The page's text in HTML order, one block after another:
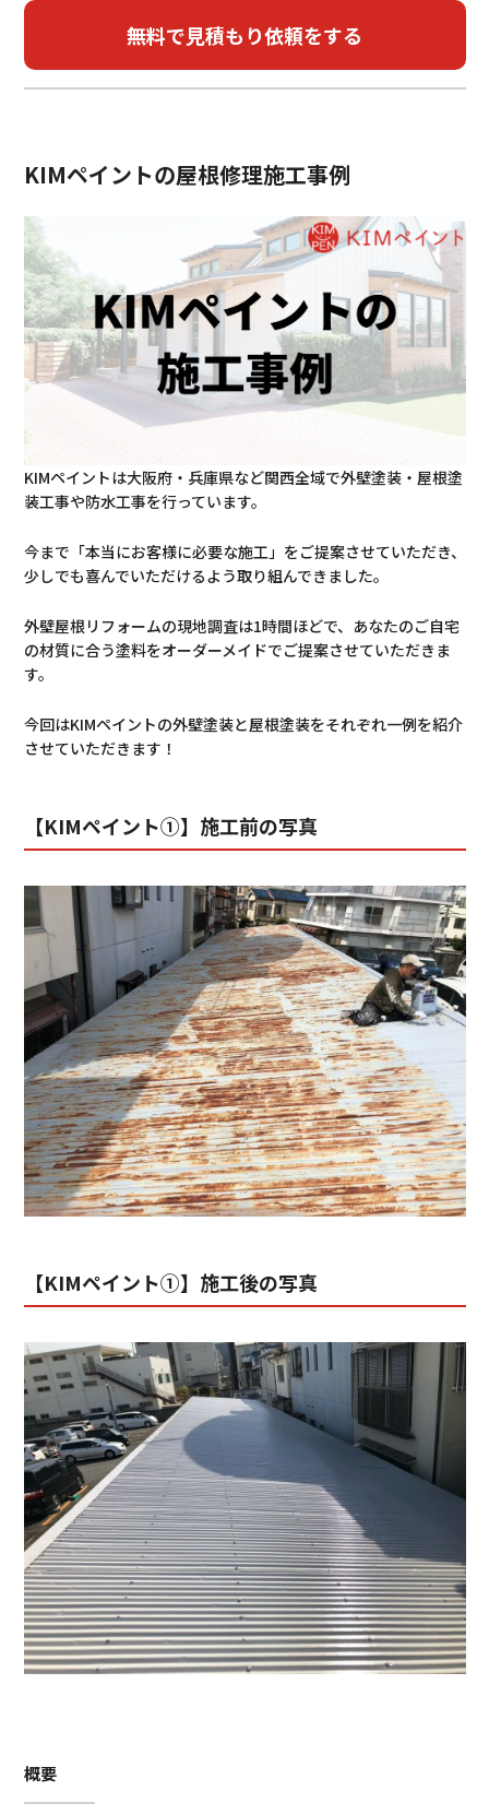
お客様の声
06-7410-5097
KIMペイントの屋根修理施工事例
KIMペイントは大阪府・兵庫県など関西全域で外壁塗装・屋根塗
装工事や防水工事を行っています。
今まで「本当にお客様に必要な施工」をご提案させていただき、
少しでも喜んでいただけるよう取り組んできました。
外壁屋根リフォームの現地調査は1時間ほどで、あなたのご自宅
の材質に合う塗料をオーダーメイドでご提案させていただきま
す。
今回はKIMペイントの外壁塗装と屋根塗装をそれぞれ一例を紹介
させていただきます！
【KIMペイント①】施工前の写真
【KIMペイント①】施工後の写真
概要